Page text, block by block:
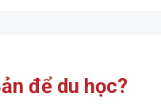
để du học?